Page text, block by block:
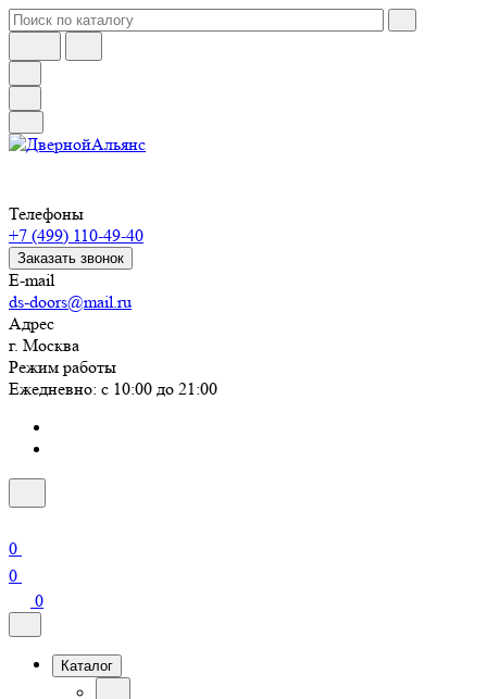
Телефоны
+7 (499) 110-49-40
Заказать звонок
E-mail
ds-doors@mail.ru
Адрес
г. Москва
Режим работы
Ежедневно: с 10:00 до 21:00
0
0
0
Каталог